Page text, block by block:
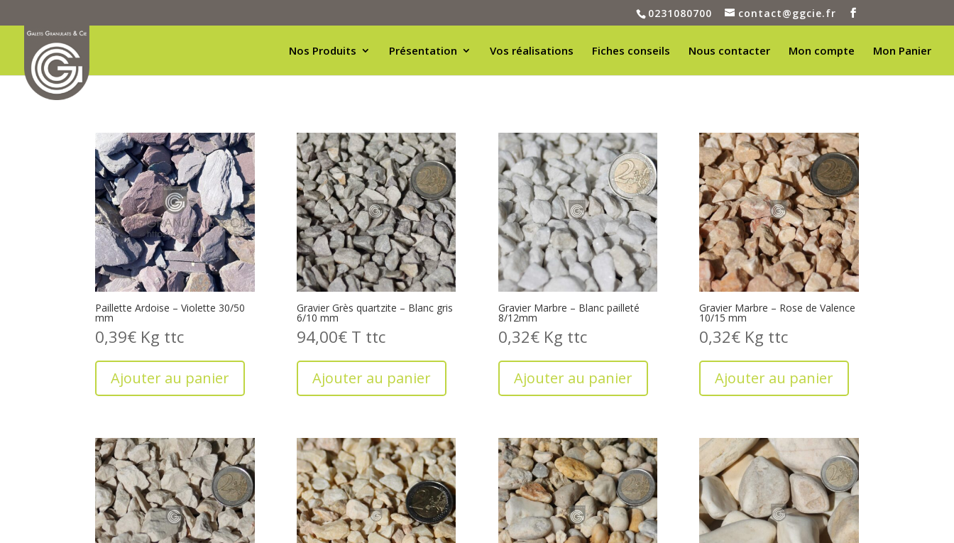
0231080700 contact@ggcie.fr
Nos Produits Présentation Vos réalisations Fiches conseils Nous contacter Mon compte Mon Panier
Paillette Ardoise – Violette 30/50
mm
0,39€ Kg
Ajouter au panier
Gravier Grès quartzite – Blanc gris
6/10 mm
94,00€ T
Ajouter au panier
Gravier Marbre – Blanc pailleté
8/12mm
0,32€ Kg
Ajouter au panier
Gravier Marbre – Rose de Valence
10/15 mm
0,32€ Kg
Ajouter au panier